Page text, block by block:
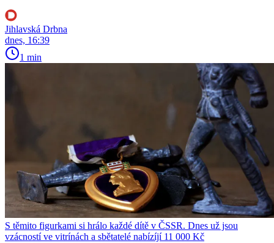
Jihlavská Drbna
dnes, 16:39
1 min
S těmito figurkami si hrálo každé dítě v ČSSR. Dnes už jsou
vzácností ve vitrínách a sbětatelé nabízíjí 11 000 Kč